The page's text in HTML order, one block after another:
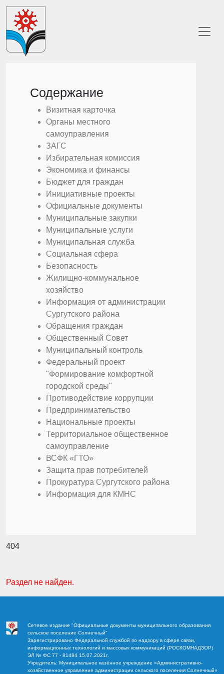
404
Раздел не найден.
Содержание
Визитная карточка
Органы местного
самоуправления
ЗАГС
Избирательная комиссия
Экономика и финансы
Бюджет для граждан
Инициативные проекты
Официальные документы
Муниципальные закупки
Муниципальные услуги
Муниципальная служба
Социальная сфера
Безопасность
Жилищно-коммунальное
хозяйство
Информация от администрации
Сургутского района
Обращения граждан
Общественный Совет
Муниципальный контроль
Федеральный проект
"Формирование комфортной
городской среды"
Противодействие коррупции
Предпринимательство
Национальные проекты
Территориальное общественное
самоуправление
ВСФК «ГТО»
Защита прав потребителей
Прокуратура Сургутского района
Информация для КМНС
Сетевое издание "Официальные документы муниципального образования
сельское поселение Солнечный"
Зарегистрировано Федеральной службой по надзору в сфере связи,
информационных технологий и массовых коммуникаций (РОСКОМНАДЗОР)
ЭЛ № ФС 77 - 81484 15.07.2021г.
Учредитель: Муниципальное казённое учреждение «Административно-
хозяйственное управление администрации сельского поселения Солнечный»